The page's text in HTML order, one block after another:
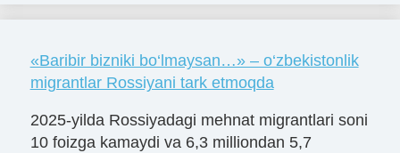
«Baribir bizniki bo‘lmaysan…» – o‘zbekistonlik
migrantlar Rossiyani tark etmoqda
2025-yilda Rossiyadagi mehnat migrantlari soni
10 foizga kamaydi va 6,3 milliondan 5,7